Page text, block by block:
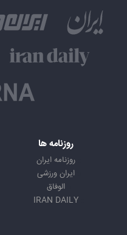
روزنامه ها
روزنامه ایران
ایران ورزشی
الوفاق
IRAN DAILY